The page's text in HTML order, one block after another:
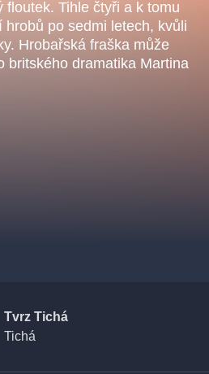
floutek. Tihle čtyři a k tomu
po sedmi letech, kvůli
Hrobařská fraška může
britského dramatika Martina
Tvrz Tichá
Tichá
s.r.o.